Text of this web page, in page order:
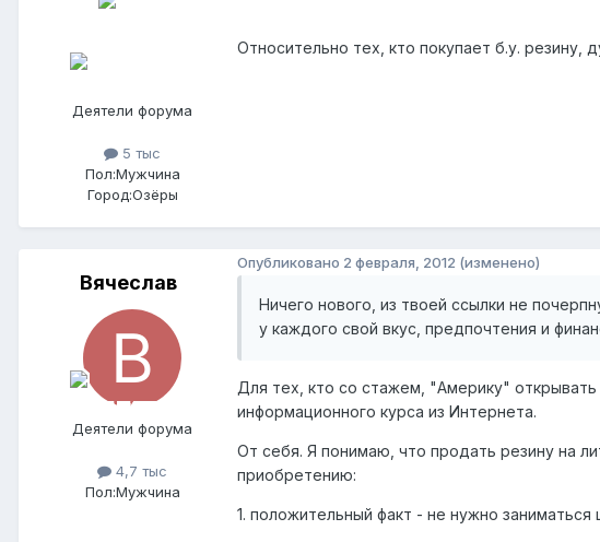
Деятели форума
5 тыс
Пол:Мужчина
Город:Озёры
Относительно тех, кто покупает б.у.
Вячеслав
Деятели форума
4,7 тыс
Пол:Мужчина
Опубликовано 2 февраля, 2012 (изменено)
Ничего нового, из твоей ссылки не
у каждого свой вкус, предпочтения и
Для тех, кто со стажем, "Америку"
информационного курса из Интернета.
От себя. Я понимаю, что продать резину на
приобретению:
1. положительный факт - не нужно